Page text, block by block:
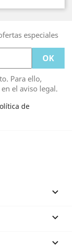
especiales
Para ello,
el aviso legal.
de


